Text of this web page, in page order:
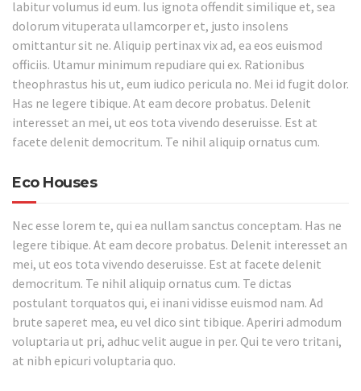
labitur volumus id eum. Ius ignota offendit similique et, sea
dolorum vituperata ullamcorper et, justo insolens
omittantur sit ne. Aliquip pertinax vix ad, ea eos euismod
officiis. Utamur minimum repudiare qui ex. Rationibus
theophrastus his ut, eum iudico pericula no. Mei id fugit dolor.
Has ne legere tibique. At eam decore probatus. Delenit
interesset an mei, ut eos tota vivendo deseruisse. Est at
facete delenit democritum. Te nihil aliquip ornatus cum.
Eco Houses
Nec esse lorem te, qui ea nullam sanctus conceptam. Has ne
legere tibique. At eam decore probatus. Delenit interesset an
mei, ut eos tota vivendo deseruisse. Est at facete delenit
democritum. Te nihil aliquip ornatus cum. Te dictas
postulant torquatos qui, ei inani vidisse euismod nam. Ad
brute saperet mea, eu vel dico sint tibique. Aperiri admodum
voluptaria ut pri, adhuc velit augue in per. Qui te vero tritani,
at nibh epicuri voluptaria quo.